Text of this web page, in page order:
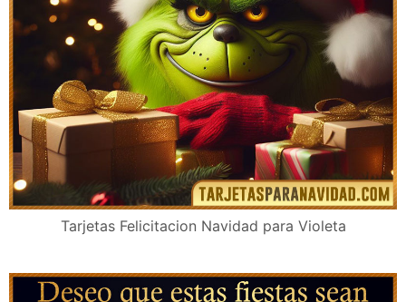
Tarjetas Felicitacion Navidad para Violeta